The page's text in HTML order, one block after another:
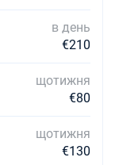
в день
€210
щотижня
€80
щотижня
€130